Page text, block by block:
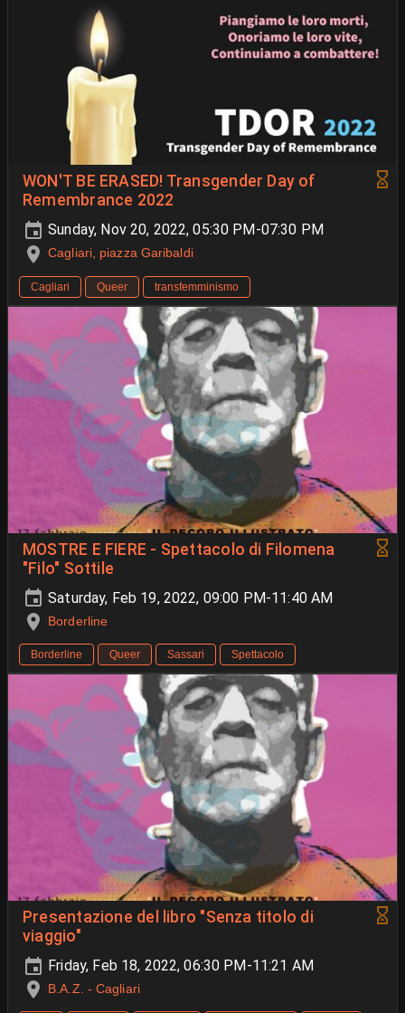
WON'T BE ERASED! Transgender Day of
Remembrance 2022
Sunday, Nov 20, 2022, 05:30 PM-07:30 PM
Cagliari, piazza Garibaldi
Cagliari Queer transfemminismo
MOSTRE E FIERE - Spettacolo di Filomena
"Filo" Sottile
Saturday, Feb 19, 2022, 09:00 PM-11:40 AM
Borderline
Borderline Queer Sassari Spettacolo
Presentazione del libro "Senza titolo di
viaggio"
Friday, Feb 18, 2022, 06:30 PM-11:21 AM
B.A.Z. - Cagliari